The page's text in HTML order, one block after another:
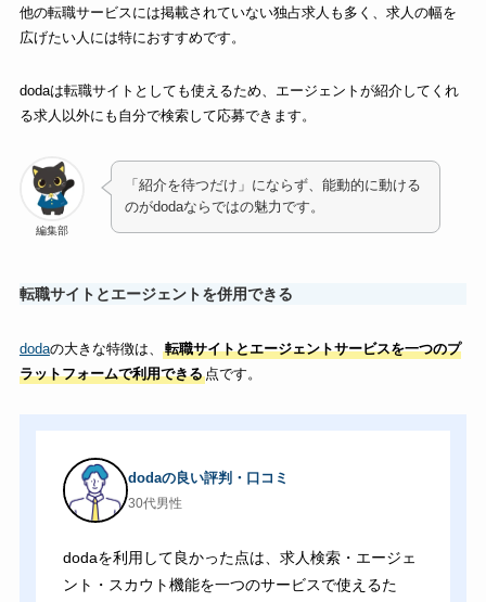
他の転職サービスには掲載されていない独占求人も多く、求人の幅を
広げたい人には特におすすめです。
dodaは転職サイトとしても使えるため、エージェントが紹介してくれ
る求人以外にも自分で検索して応募できます。
編集部
「紹介を待つだけ」にならず、能動的に動ける
のがdodaならではの魅力です。
転職サイトとエージェントを併用できる
dodaの大きな特徴は、
転職サイトとエージェントサービスを一つのプ
ラットフォームで利用できる点です。
dodaの良い評判・口コミ
30代男性
dodaを利用して良かった点は、求人検索・エージェ
ント・スカウト機能を一つのサービスで使えるた